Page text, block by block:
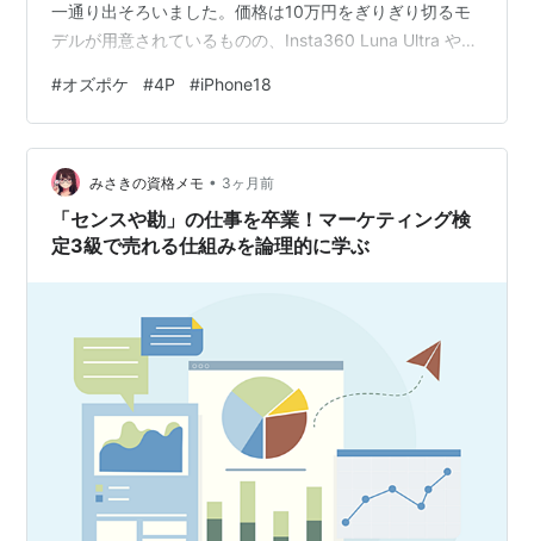
一通り出そろいました。価格は10万円をぎりぎり切るモ
デルが用意されているものの、Insta360 Luna Ultra や
影響を受けて高額化が進んでいる印象があります。いろ
いろ検討してきましたが、最終的には iPhone18 Pro の発
表まで様子を見るという結論に落ち着きました。歴代の
画角比較を見る限り、望遠の強化やメインセンサーの大
型化が期待…
#オズポケ #4P #iPhone18
みさきの資格メモ • 3ヶ月前
「センスや勘」の仕事を卒業！マーケティング検
定3級で売れる仕組みを論理的に学ぶ